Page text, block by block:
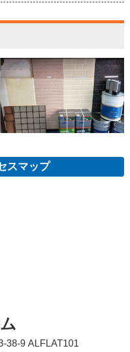
スマップ
38-9 ALFLAT101